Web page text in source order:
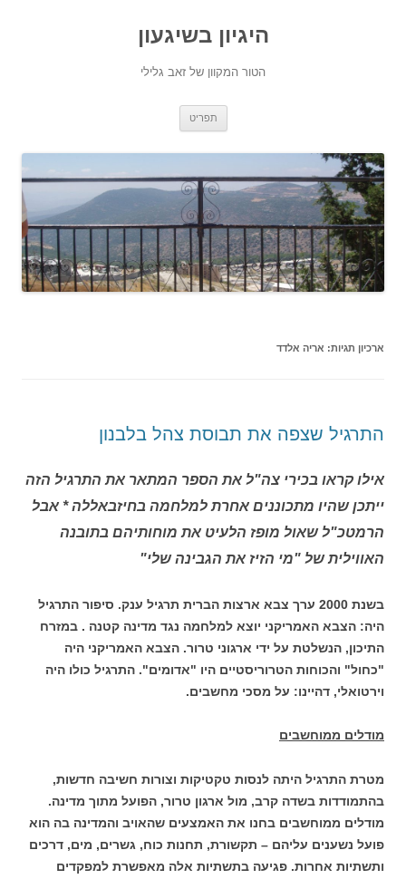
היגיון בשיגעון
הטור המקוון של זאב גלילי
תפריט
ארכיון תגיות: אריה אלדד
התרגיל שצפה את תבוסת צהל בלבנון
אילו קראו בכירי צה"ל את הספר המתאר את התרגיל הזה
ייתכן שהיו מתכוננים אחרת למלחמה בחיזבאללה * אבל
הרמטכ"ל שאול מופז הלעיט את מוחותיהם בתובנה
האווילית של "מי הזיז את הגבינה שלי"
בשנת 2000 ערך צבא ארצות הברית תרגיל ענק. סיפור התרגיל
היה: הצבא האמריקני יוצא למלחמה נגד מדינה קטנה . במזרח
התיכון, הנשלטת על ידי ארגוני טרור. הצבא האמריקני היה
"כחול" והכוחות הטרוריסטיים היו "אדומים". התרגיל כולו היה
וירטואלי, דהיינו: על מסכי מחשבים.
מודלים ממוחשבים
מטרת התרגיל היתה לנסות טקטיקות וצורות חשיבה חדשות,
בהתמודדות בשדה קרב, מול ארגון טרור, הפועל מתוך מדינה.
מודלים ממוחשבים בחנו את האמצעים שהאויב והמדינה בה הוא
פועל נשענים עליהם – תקשורת, תחנות כוח, גשרים, מים, דרכים
ותשתיות אחרות. פגיעה בתשתיות אלה מאפשרת למפקדים